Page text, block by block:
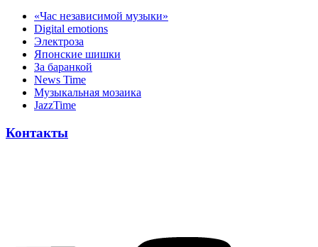
«Час независимой музыки»
Digital emotions
Электроза
Японскиe шишки
За баранкой
News Time
Музыкальная мозаика
JazzTime
Контакты